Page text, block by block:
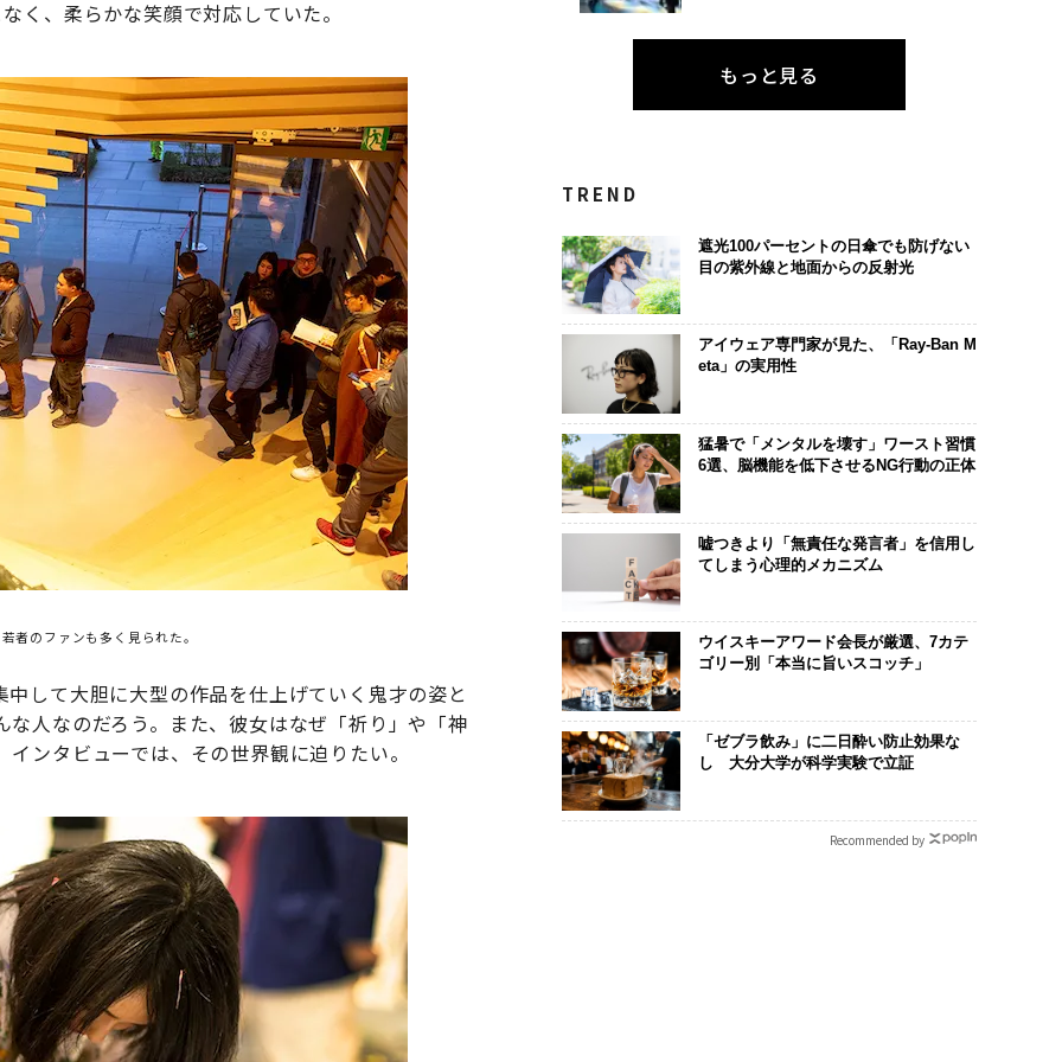
く、柔らかな笑顔で対応していた。
者のファンも多く見られた。
して大胆に大型の作品を仕上げていく鬼才の姿と
人なのだろう。また、彼女はなぜ「祈り」や「神
ンタビューでは、その世界観に迫りたい。
もっと見る
TREND
遮光100パーセントの日傘でも防げない
目の紫外線と地面からの反射光
アイウェア専門家が見た、「Ray-Ban M
eta」の実用性
猛暑で「メンタルを壊す」ワースト習慣
6選、脳機能を低下させるNG行動の正体
嘘つきより「無責任な発言者」を信用し
てしまう心理的メカニズム
ウイスキーアワード会長が厳選、7カテ
ゴリー別「本当に旨いスコッチ」
「ゼブラ飲み」に二日酔い防止効果な
し 大分大学が科学実験で立証
Recommended by